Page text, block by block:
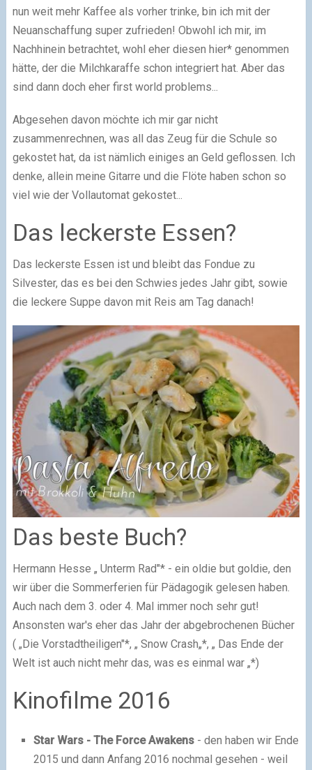
nun weit mehr Kaffee als vorher trinke, bin ich mit der
Neuanschaffung super zufrieden! Obwohl ich mir, im
Nachhinein betrachtet, wohl eher diesen hier* genommen
hätte, der die Milchkaraffe schon integriert hat. Aber das
sind dann doch eher first world problems...
Abgesehen davon möchte ich mir gar nicht
zusammenrechnen, was all das Zeug für die Schule so
gekostet hat, da ist nämlich einiges an Geld geflossen. Ich
denke, allein meine Gitarre und die Flöte haben schon so
viel wie der Vollautomat gekostet...
Das leckerste Essen?
Das leckerste Essen ist und bleibt das Fondue zu
Silvester, das es bei den Schwies jedes Jahr gibt, sowie
die leckere Suppe davon mit Reis am Tag danach!
Das beste Buch?
Hermann Hesse „ Unterm Rad"* - ein oldie but goldie, den
wir über die Sommerferien für Pädagogik gelesen haben.
Auch nach dem 3. oder 4. Mal immer noch sehr gut!
Ansonsten war's eher das Jahr der abgebrochenen Bücher
( „Die Vorstadtheiligen"*, „ Snow Crash„*, „ Das Ende der
Welt ist auch nicht mehr das, was es einmal war „*)
Kinofilme 2016
Star Wars - The Force Awakens- den haben wir Ende
2015 und dann Anfang 2016 nochmal gesehen - weil